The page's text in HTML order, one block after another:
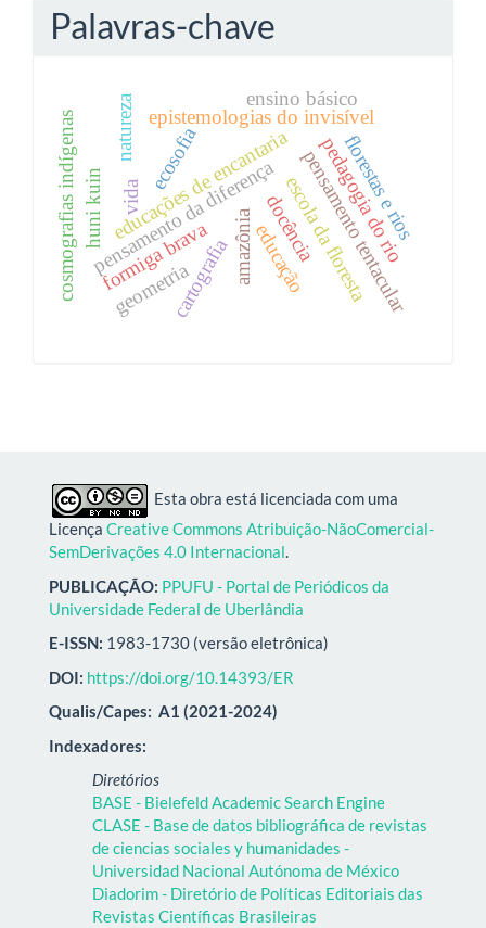
Palavras-chave
formiga brava amazônia
educações de encantaria
epistemologias do invisível
educaçãopensamento tentacular
pensamento da diferençadocência
vida pedagogia do rio
ecosofia
cartografia
huni kuin
cosmografias indígenas escola da floresta
natureza ensino básico
florestas e rios
geometria
Esta obra está licenciada com uma
Licença Creative Commons Atribuição-NãoComercial-
SemDerivações 4.0 Internacional.
PUBLICAÇÃO: PPUFU - Portal de Periódicos da
Universidade Federal de Uberlândia
E-ISSN: 1983-1730 (versão eletrônica)
DOI: https://doi.org/10.14393/ER
Qualis/Capes: A1 (2021-2024)
Indexadores:
Diretórios
BASE - Bielefeld Academic Search Engine
CLASE - Base de datos bibliográfica de revistas
de ciencias sociales y humanidades -
Universidad Nacional Autónoma de México
Diadorim - Diretório de Políticas Editoriais das
Revistas Científicas Brasileiras